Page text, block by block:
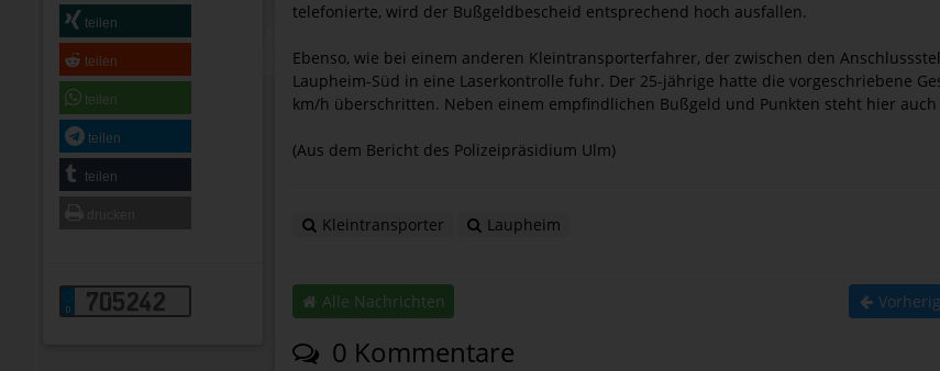
teilen
teilen
teilen
teilen
teilen
705242
telefonierte, wird der Bußgeldbescheid entsprechend hoch ausfallen.
Ebenso, wie bei einem anderen Kleintransporterfahrer, der zwischen den
Laupheim-Süd in eine Laserkontrolle fuhr. Der 25-jährige hatte die vorgeschriebene
km/h überschritten. Neben einem empfindlichen Bußgeld und Punkten steht hier
(Aus dem Bericht des Polizeipräsidium Ulm)
Kleintransporter Laupheim
Alle Nachrichten
0 Kommentare